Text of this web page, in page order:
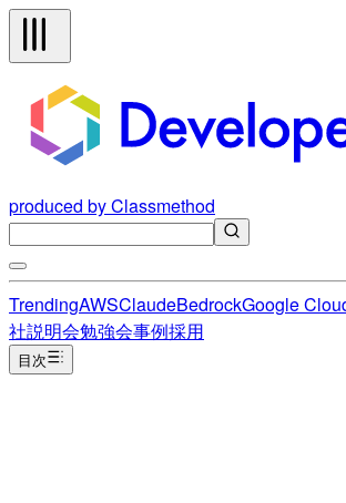
produced by Classmethod
TrendingAWSClaudeBedrockGoogle
社説明会勉強会事例採用
目次